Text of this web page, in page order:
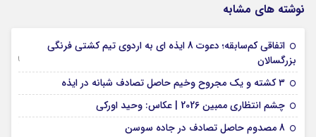
نوشته های مشابه
اتفاقی کم‌سابقه؛ دعوت 8 ایذه ای به اردوی تیم کشتی فرنگی
بزرگسالان
09 جولای 2026
۳ کشته و یک مجروح وخیم حاصل تصادف شبانه در ایذه
چشم انتظاری ممبین 2026 | عکاس: وحید اورکی
8 مصدوم حاصل تصادف در جاده سوسن